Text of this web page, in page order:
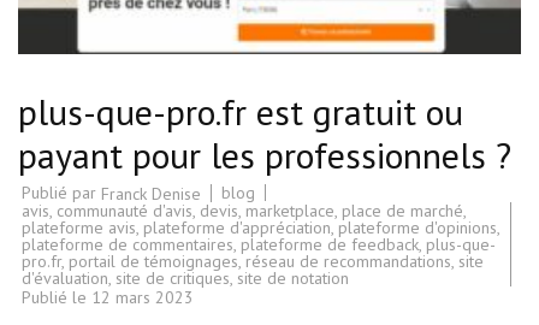
plus-que-pro.fr est gratuit ou
payant pour les professionnels ?
Publié par Franck Denise
blog
avis, communauté d'avis, devis, marketplace, place de marché,
plateforme avis, plateforme d'appréciation, plateforme d'opinions,
plateforme de commentaires, plateforme de feedback, plus-que-
pro.fr, portail de témoignages,réseau de recommandations, site
d'évaluation, site de critiques, site de notation
Publié le 12 mars 2023